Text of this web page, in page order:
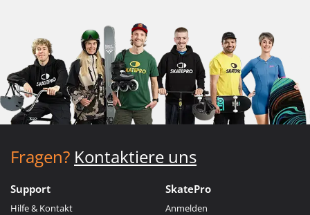
Fragen? Kontaktiere uns
Support
Hilfe & Kontakt
SkatePro
Anmelden